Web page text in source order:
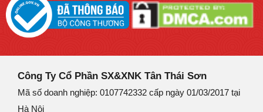
Công Ty Cổ Phần SX&XNK Tân Thái Sơn
Mã số doanh nghiệp: 0107742332 cấp ngày 01/03/2017 tại
Hà Nội